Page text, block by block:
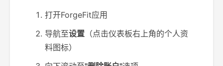
打开ForgeFit应用
导航至设置 （点击仪表板右上角的个人资
料图标）